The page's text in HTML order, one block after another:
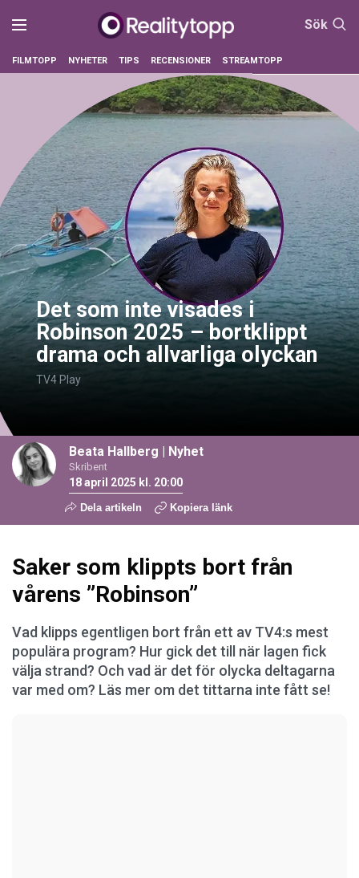
Sök
FILMTOPP NYHETER TIPS RECENSIONER STREAMTOPP
Det som inte visades i
Robinson 2025 – bortklippt
drama och allvarliga olyckan
TV4 Play
Beata Hallberg | Nyhet
Skribent
18 april 2025 kl. 20:00
Dela artikeln Kopiera länk
Saker som klippts bort från
vårens ”Robinson”
Vad klipps egentligen bort från ett av TV4:s mest
populära program? Hur gick det till när lagen fick
välja strand? Och vad är det för olycka deltagarna
var med om? Läs mer om det tittarna inte fått se!